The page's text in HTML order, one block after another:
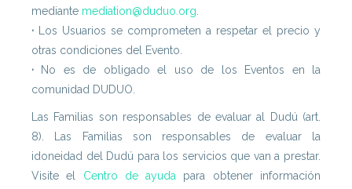
mediante mediation@duduo.org
· Los Usuarios se comprometen a respetar el precio y
otras condiciones del Evento.
· No es de obligado el uso de los Eventos en la
comunidad DUDUO.
Las Familias son responsables de evaluar al Dudú (art.
8). Las Familias son responsables de evaluar la
idoneidad del Dudú para los servicios que van a prestar.
Visite el Centro de ayuda para obtener información